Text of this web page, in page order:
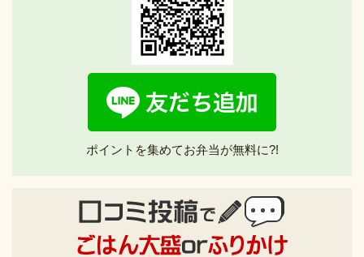
ポイントを集めてお弁当が無料に?!